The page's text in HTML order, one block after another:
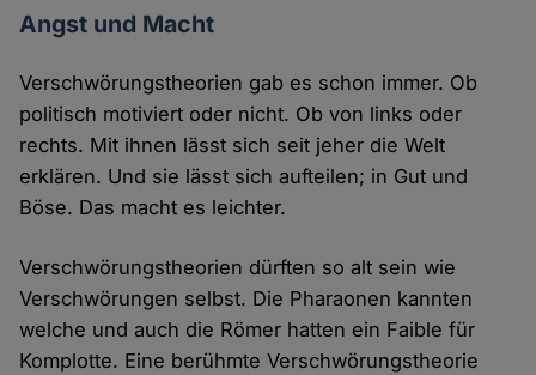
Angst und Macht
Verschwörungstheorien gab es schon immer. Ob
politisch motiviert oder nicht. Ob von links oder
rechts. Mit ihnen lässt sich seit jeher die Welt
erklären. Und sie lässt sich aufteilen; in Gut und
Böse. Das macht es leichter.
Verschwörungstheorien dürften so alt sein wie
Verschwörungen selbst. Die Pharaonen kannten
welche und auch die Römer hatten ein Faible für
Komplotte. Eine berühmte Verschwörungstheorie